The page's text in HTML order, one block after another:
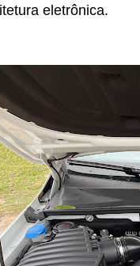
eletrônica.